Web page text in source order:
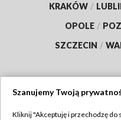
KRAKÓW /
OPOLE /
SZCZECIN /
Szanujemy Twoją
Kliknij "Akceptuję i przechodzę do